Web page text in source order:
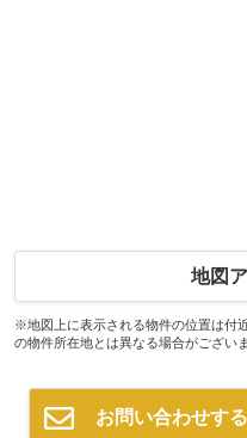
地図
※地図上に表示される物件の位置は付
の物件所在地とは異なる場合がございま
お問い合わせする